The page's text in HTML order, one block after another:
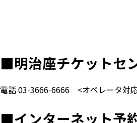
■明治座チケットセ
電話03-3666-6666 <オペレータ対
■インターネット予